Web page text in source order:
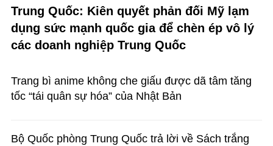
Trung Quốc: Kiên quyết phản đối Mỹ lạm
dụng sức mạnh quốc gia để chèn ép vô lý
các doanh nghiệp Trung Quốc
Trang bì anime không che giấu được dã tâm tăng
tốc “tái quân sự hóa” của Nhật Bản
Bộ Quốc phòng Trung Quốc trả lời về Sách trắng